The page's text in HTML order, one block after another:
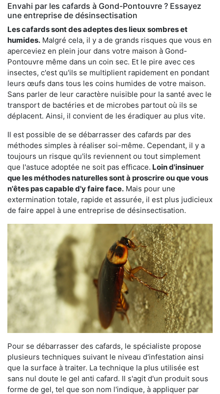
Envahi par les cafards à Gond-Pontouvre ? Essayez
une entreprise de désinsectisation
Les cafards sont des adeptes des lieux sombres et
humides. Malgré cela, il y a de grands risques que vous en
aperceviez en plein jour dans votre maison à Gond-
Pontouvre même dans un coin sec. Et le pire avec ces
insectes, c'est qu'ils se multiplient rapidement en pondant
leurs œufs dans tous les coins humides de votre maison.
Sans parler de leur caractère nuisible pour la santé avec le
transport de bactéries et de microbes partout où ils se
déplacent. Ainsi, il convient de les éradiquer au plus vite.
Il est possible de se débarrasser des cafards par des
méthodes simples à réaliser soi-même. Cependant, il y a
toujours un risque qu'ils reviennent ou tout simplement
que l'astuce adoptée ne soit pas efficace. Loin d'insinuer
que les méthodes naturelles sont à proscrire ou que vous
n'êtes pas capable d'y faire face. Mais pour une
extermination totale, rapide et assurée, il est plus judicieux
de faire appel à une entreprise de désinsectisation.
Pour se débarrasser des cafards, le spécialiste propose
plusieurs techniques suivant le niveau d'infestation ainsi
que la surface à traiter. La technique la plus utilisée est
sans nul doute le gel anti cafard. Il s'agit d'un produit sous
forme de gel, tel que son nom l'indique, à appliquer par